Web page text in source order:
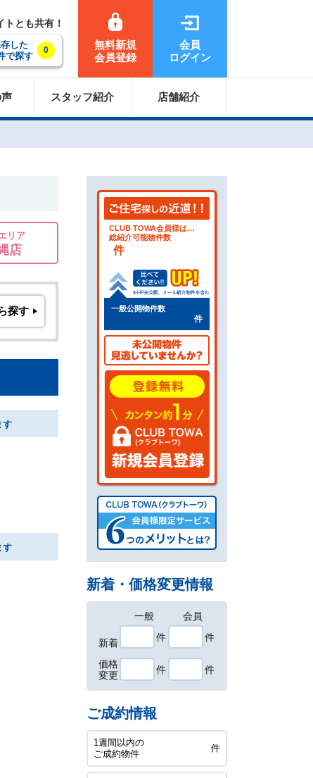
とも共有！
した
で探す
0
無料新規
会員登録
会員
ログイン
スタッフ紹介 店舗紹介
リア
店
探す
す
す
CLUB TOWA会員様は…
総紹介可能物件数
件
一般公開物件数
件
新着・価格変更情報
一般 会員
新着
件 件
価格
変更
件 件
ご成約情報
1週間以内の
ご成約物件
件